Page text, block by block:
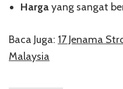
Hargayang sangat
Baca Juga: 17 Jenama
Malaysia